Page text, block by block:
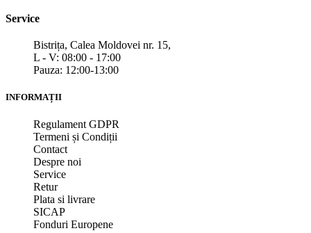
Service
Bistrița, Calea Moldovei nr. 15,
L - V: 08:00 - 17:00
Pauza: 12:00-13:00
INFORMAȚII
Regulament GDPR
Termeni și Condiții
Contact
Despre noi
Service
Retur
Plata si livrare
SICAP
Fonduri Europene